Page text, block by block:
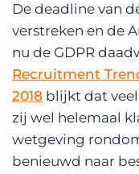
De deadline van
verstreken en de
nu de GDPR
Recruitment
2018 blijkt dat
zij wel helemaal
wetgeving
benieuwd naar